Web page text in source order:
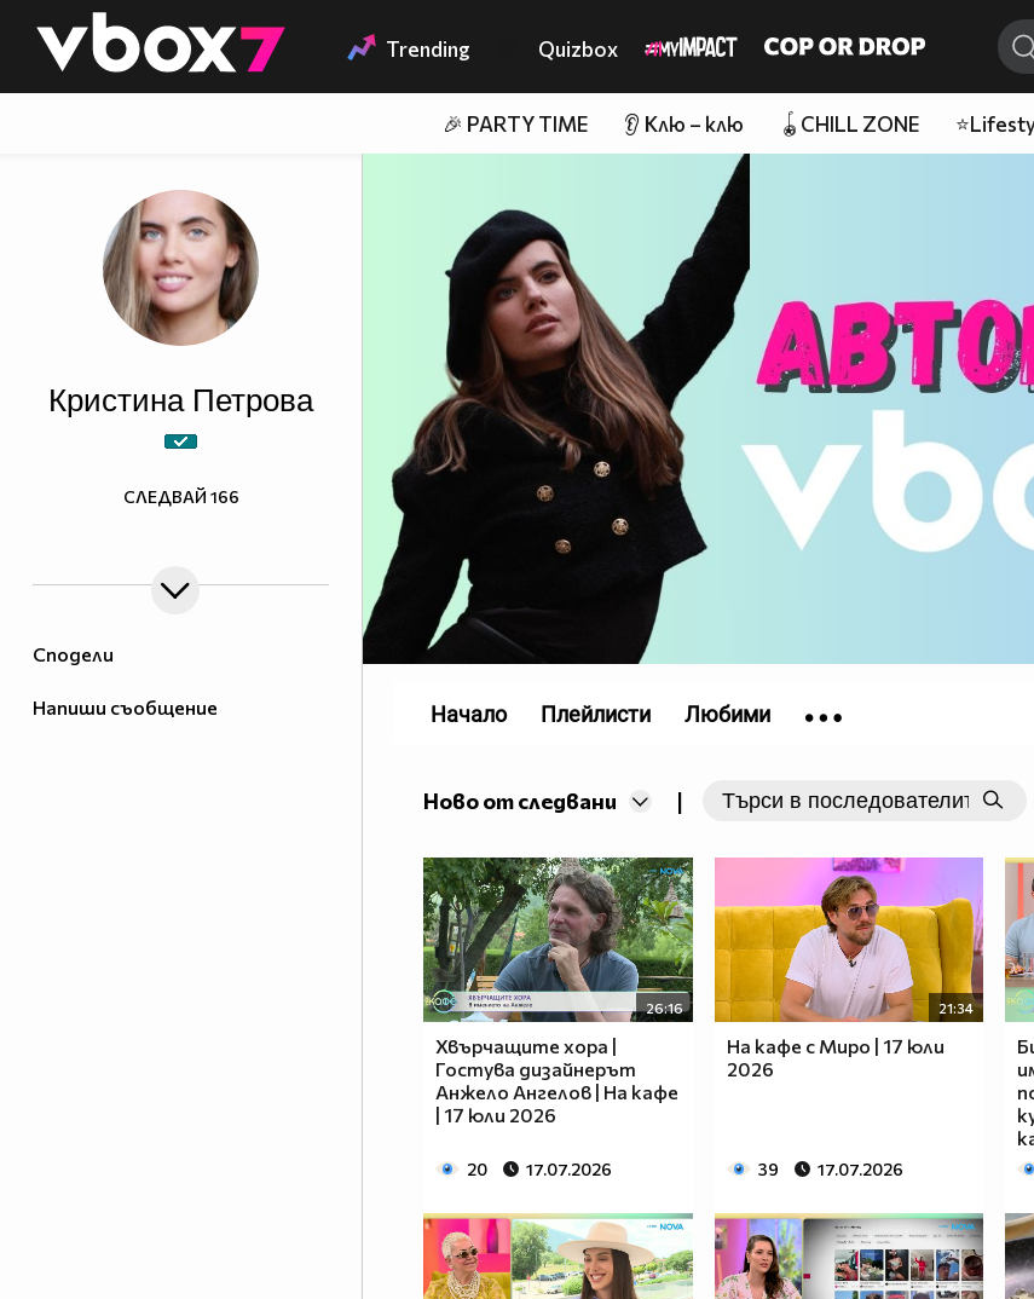
👾 Trending Quizbox
🎉 PARTY TIME 👂 Клю – клю 🪀CHILL ZONE
Сподели
Напиши съобщение
Кристина Петрова
СЛЕДВАЙ 166
Ново от следвани |
26:16
Хвърчащите хора |
Гостува дизайнерът
Анжело Ангелов | На кафе
| 17 юли 2026
20 17.07.2026
21:34
На кафе с Миро | 17 юли
2026
39 17.07.2026
Начало Плейлисти Любими